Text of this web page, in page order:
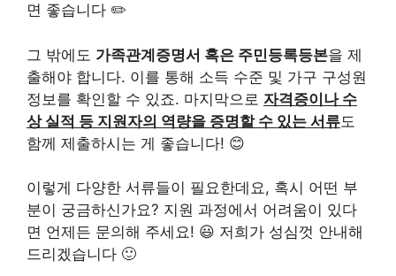
면 좋습니다 ✏️
그 밖에도 가족관계증명서 혹은 주민등록등본을 제
출해야 합니다. 이를 통해 소득 수준 및 가구 구성원
정보를 확인할 수 있죠. 마지막으로 자격증이나 수
상 실적 등 지원자의 역량을 증명할 수 있는 서류도
함께 제출하시는 게 좋습니다! 😊
이렇게 다양한 서류들이 필요한데요, 혹시 어떤 부
분이 궁금하신가요? 지원 과정에서 어려움이 있다
면 언제든 문의해 주세요! 😃 저희가 성심껏 안내해
드리겠습니다 🙂